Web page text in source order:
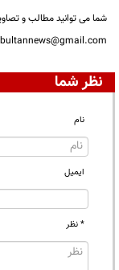
شما می توانید مطالب و
bultannews@gmail.com
نظر شما
نام
ایمیل
* نظر